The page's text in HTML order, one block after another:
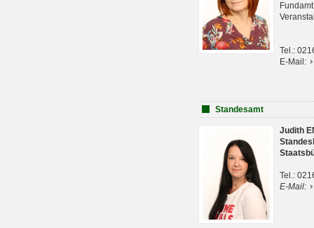
Tel.:
E-Mail:
Standesamt
Judith
Tel.:
E-Mail: